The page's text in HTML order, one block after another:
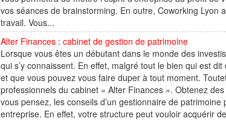
vos séances de brainstorming. En outre, Coworking
travail. Vous...
Alter Finances : cabinet de gestion de patrimoine
Lorsque vous êtes un débutant dans le monde des
qui s’y connaissent. En effet, malgré tout le bien qui est
et que vous pouvez vous faire duper à tout moment.
professionnels du cabinet « Alter Finances ». Obtenez
vous pensez, les conseils d’un gestionnaire de
entreprise. En effet, votre structure peut vouloir acquérir